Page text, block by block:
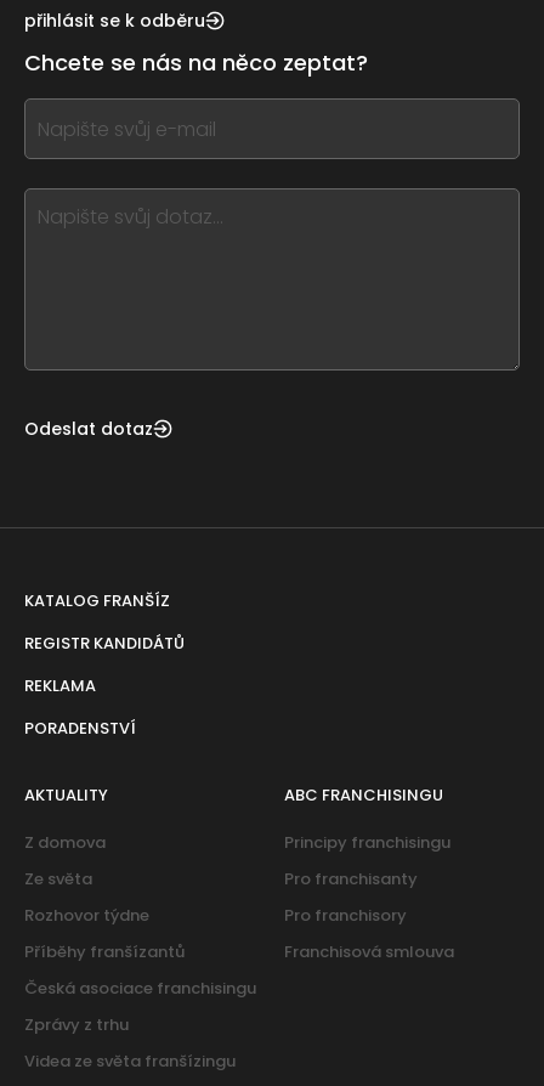
this,
this
form
field
blank
přihlásit se k odběru
Chcete se nás na něco zeptat?
If
you
this,
leave
Odeslat dotaz
KATALOG FRANŠÍZ
REGISTR KANDIDÁTŮ
REKLAMA
PORADENSTVÍ
AKTUALITY
Z domova
Ze světa
Rozhovor týdne
Příběhy franšízantů
Česká asociace franchisingu
Zprávy z trhu
Videa ze světa franšízingu
ABC FRANCHISINGU
Principy franchisingu
Pro franchisanty
Pro franchisory
Franchisová smlouva